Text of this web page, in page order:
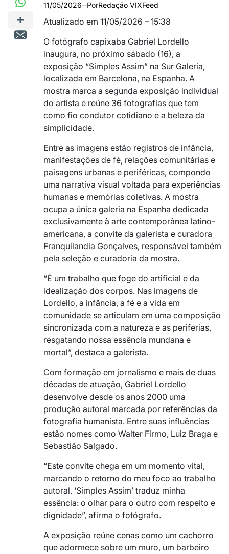
11/05/2026 PorRedação VIXFeed
Atualizado em 11/05/2026 – 15:38
O fotógrafo capixaba Gabriel Lordello
inaugura, no próximo sábado (16), a
exposição “Simples Assim” na Sur Galeria,
localizada em Barcelona, na Espanha. A
mostra marca a segunda exposição individual
do artista e reúne 36 fotografias que tem
como fio condutor cotidiano e a beleza da
simplicidade.
Entre as imagens estão registros de infância,
manifestações de fé, relações comunitárias e
paisagens urbanas e periféricas, compondo
uma narrativa visual voltada para experiências
humanas e memórias coletivas. A mostra
ocupa a única galeria na Espanha dedicada
exclusivamente à arte contemporânea latino-
americana, a convite da galerista e curadora
Franquilandia Gonçalves, responsável também
pela seleção e curadoria da mostra.
“É um trabalho que foge do artificial e da
idealização dos corpos. Nas imagens de
Lordello, a infância, a fé e a vida em
comunidade se articulam em uma composição
sincronizada com a natureza e as periferias,
resgatando nossa essência mundana e
mortal”, destaca a galerista.
Com formação em jornalismo e mais de duas
décadas de atuação, Gabriel Lordello
desenvolve desde os anos 2000 uma
produção autoral marcada por referências da
fotografia humanista. Entre suas influências
estão nomes como Walter Firmo, Luiz Braga e
Sebastião Salgado.
“Este convite chega em um momento vital,
marcando o retorno do meu foco ao trabalho
autoral. ‘Simples Assim’ traduz minha
essência: o olhar para o outro com respeito e
dignidade”, afirma o fotógrafo.
A exposição reúne cenas como um cachorro
que adormece sobre um muro, um barbeiro